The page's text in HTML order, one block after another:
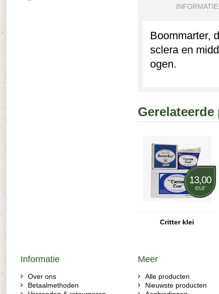
INFORMATIE
Boommarter,
sclera en
ogen.
13,00
eur
Critter klei
Informatie
Over ons
Betaalmethoden
Meer
Alle producten
Nieuwste producten